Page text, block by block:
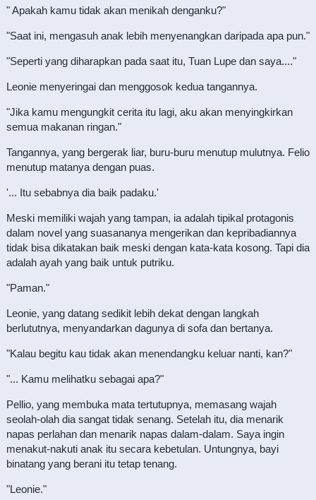
" Apakah kamu tidak akan menikah denganku?"
"Saat ini, mengasuh anak lebih menyenangkan daripada apa pun."
"Seperti yang diharapkan pada saat itu, Tuan Lupe dan saya...."
Leonie menyeringai dan menggosok kedua tangannya.
"Jika kamu mengungkit cerita itu lagi, aku akan menyingkirkan
semua makanan ringan."
Tangannya, yang bergerak liar, buru-buru menutup mulutnya. Felio
menutup matanya dengan puas.
'... Itu sebabnya dia baik padaku.'
Meski memiliki wajah yang tampan, ia adalah tipikal protagonis
dalam novel yang suasananya mengerikan dan kepribadiannya
tidak bisa dikatakan baik meski dengan kata-kata kosong. Tapi dia
adalah ayah yang baik untuk putriku.
"Paman."
Leonie, yang datang sedikit lebih dekat dengan langkah
berlututnya, menyandarkan dagunya di sofa dan bertanya.
"Kalau begitu kau tidak akan menendangku keluar nanti, kan?"
"... Kamu melihatku sebagai apa?"
Pellio, yang membuka mata tertutupnya, memasang wajah
seolah-olah dia sangat tidak senang. Setelah itu, dia menarik
napas perlahan dan menarik napas dalam-dalam. Saya ingin
menakut-nakuti anak itu secara kebetulan. Untungnya, bayi
binatang yang berani itu tetap tenang.
"Leonie."